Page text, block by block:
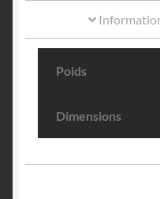
Poids
Dimensions